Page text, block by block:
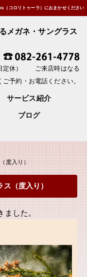
（コロリトゥーラ）におまかせください
メガネ・サングラス
定休） ご来店時はなる
ご予約・お電話ください。
サービス紹介
ブログ
度入り）
（度入り）
した。